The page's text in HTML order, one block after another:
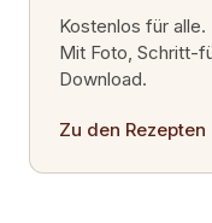
Kostenlos für alle.
Mit Foto, Schritt-
Download.
Zu den Rezepten